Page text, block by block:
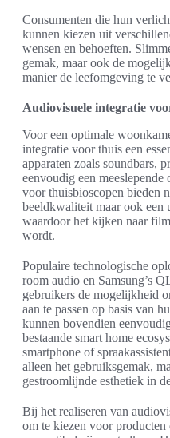
Consumenten die hun
kunnen kiezen uit
wensen en behoeften.
gemak, maar ook de
manier de leefomgeving te
Audiovisuele integratie
Voor een optimale
integratie voor thuis een
apparaten zoals soundbars,
eenvoudig een meeslepende
voor thuisbioscopen bieden
beeldkwaliteit maar ook een
waardoor het kijken naar
wordt.
Populaire technologische
room audio en Samsung’s
gebruikers de mogelijkheid
aan te passen op basis van
kunnen bovendien
bestaande smart home
smartphone of
alleen het gebruiksgemak,
gestroomlijnde esthetiek in
Bij het realiseren van
om te kiezen voor producten